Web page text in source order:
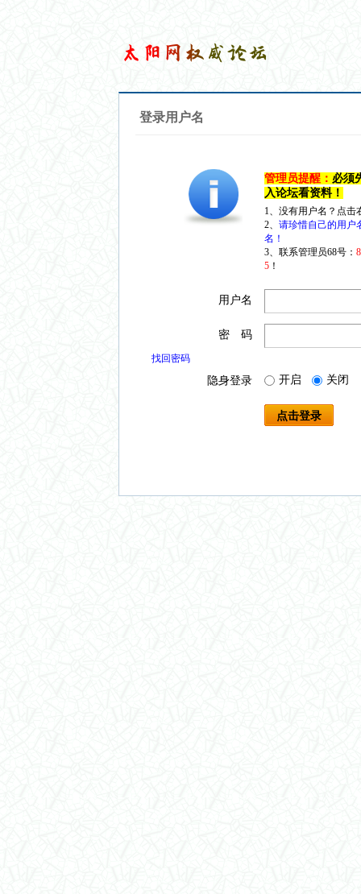
登录用户名
管理员提醒： 必须
入论坛看资料！
1、没有用户名？点
2、 请珍惜自己的用户
名！
3、联系管理员68号：
5 ！
用户名
密 码
找回密码
隐身登录 开启 关闭
点击登录